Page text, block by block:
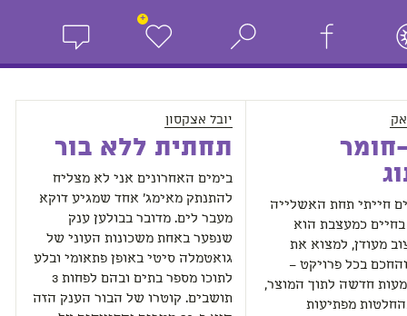
+
חומר
חייתי תחת האשלייה
כמעצבת הוא
מעודן, למצוא את
בכל פרויקט –
חדשה לתוך המוצר,
מפתיעות
יובל אצקסון
תחתית ללא בור
בימים האחרונים אני לא מצליח
להתנתק מאימג' אחד שמגיע דוקא
מעבר לים. מדובר בבולען ענק
שנפער באחת משכונות העוני של
גואטמלה סיטי באופן פתאומי ובלע
לתוכו מספר בתים ובהם לפחות 3
תושבים. קוטרו של הבור הענק הזה